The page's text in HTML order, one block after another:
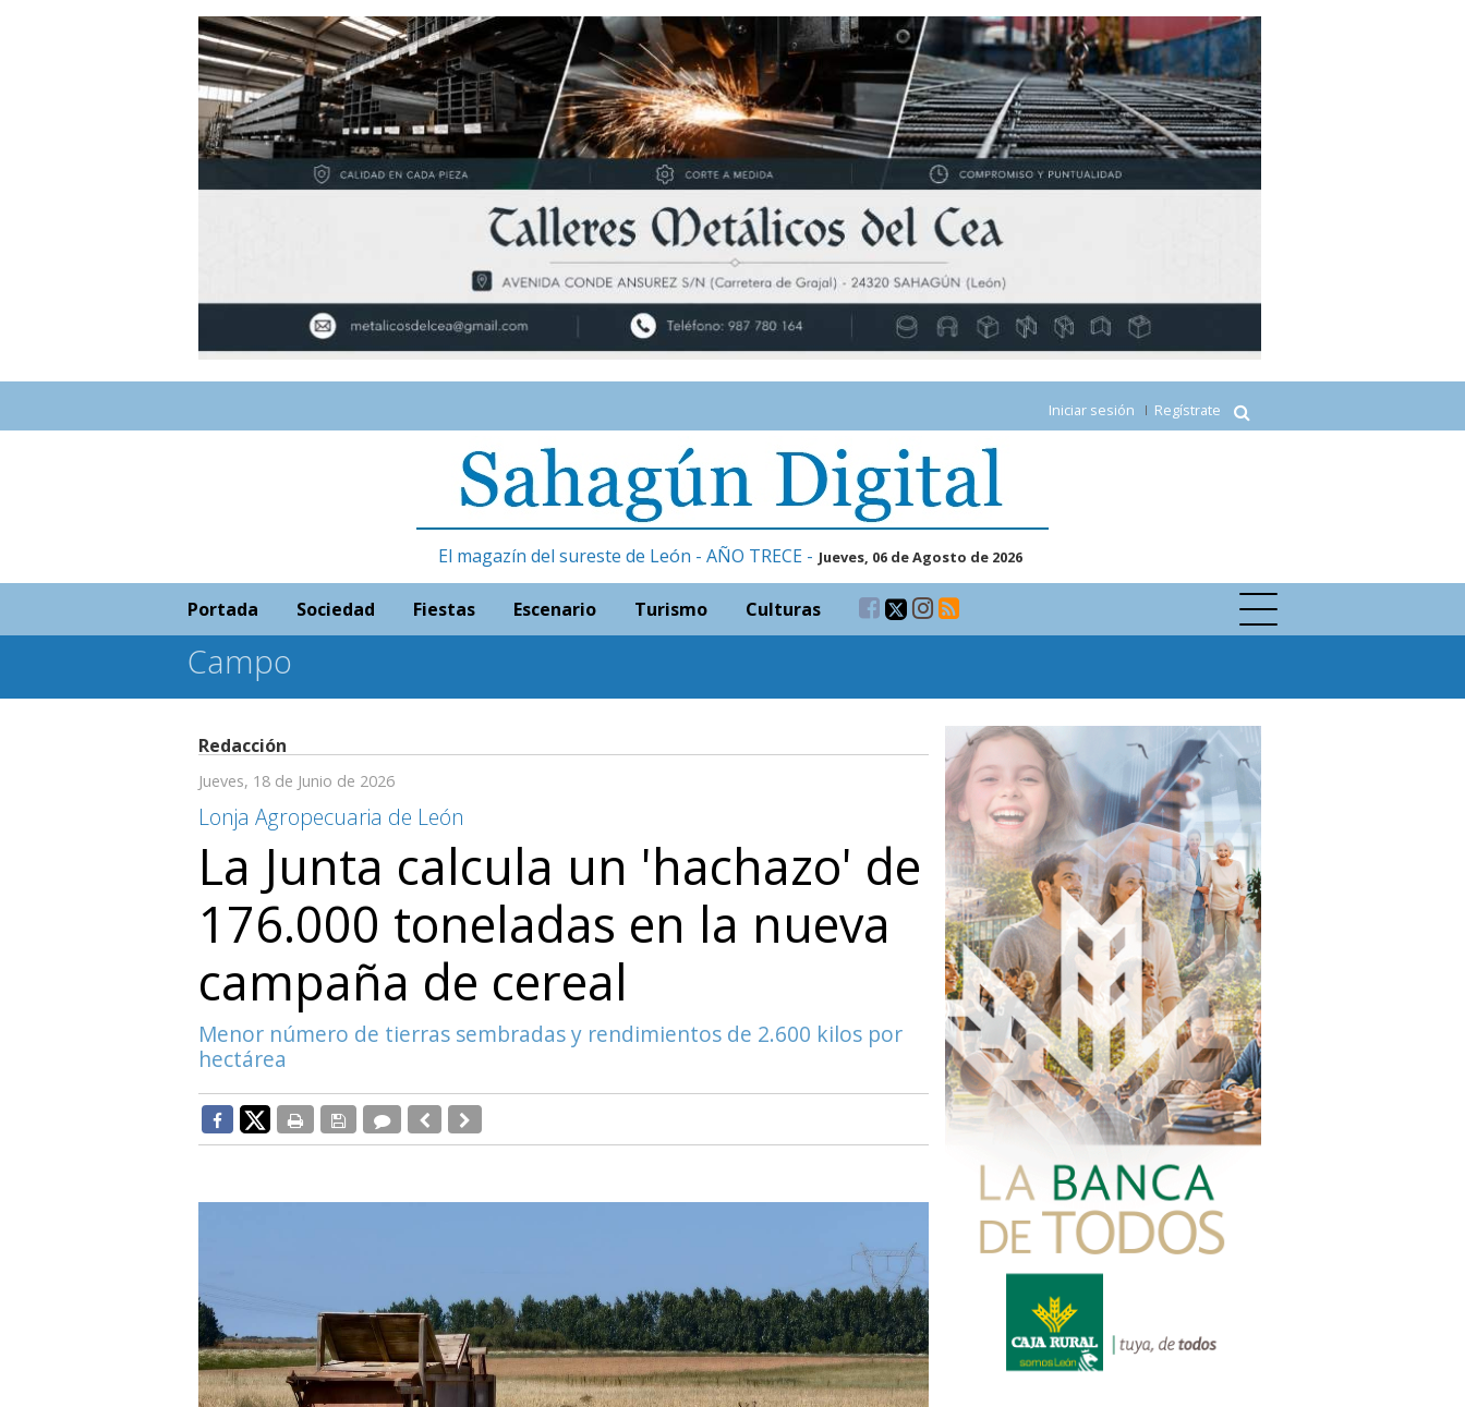
Iniciar sesión Regístrate
El magazín del sureste de León - AÑO TRECE - Jueves, 06 de Agosto de 2026
Portada Sociedad Fiestas Escenario Turismo Culturas
Campo
Redacción
Jueves, 18 de Junio de 2026
Lonja Agropecuaria de León
La Junta calcula un 'hachazo' de
176.000 toneladas en la nueva
campaña de cereal
Menor número de tierras sembradas y rendimientos de 2.600 kilos por
hectárea